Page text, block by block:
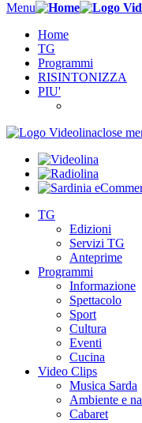
Menu
Home
TG
Programmi
RISINTONIZZA
PIU'
close
TG
Edizioni
Servizi TG
Anteprime
Programmi
Informazione
Spettacolo
Sport
Cultura
Eventi
Cucina
Video Clips
Musica Sarda
Ambiente e
Cabaret